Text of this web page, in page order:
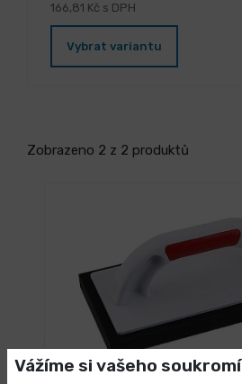
166,81 Kč s DPH
Vybrat variantu
Zobrazeno 2 z 2 produktů
Vážíme si vašeho soukromí